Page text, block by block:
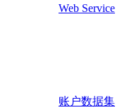
Web Service
账户数据集